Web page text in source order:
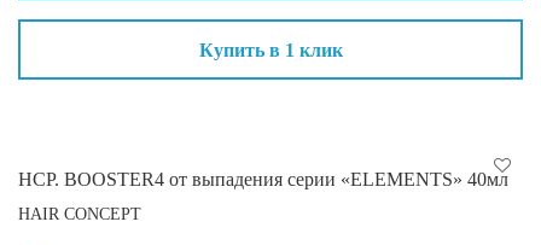
Купить в 1 клик
HCP. BOOSTER4 от выпадения серии «ELEMENTS» 40мл
HAIR CONCEPT